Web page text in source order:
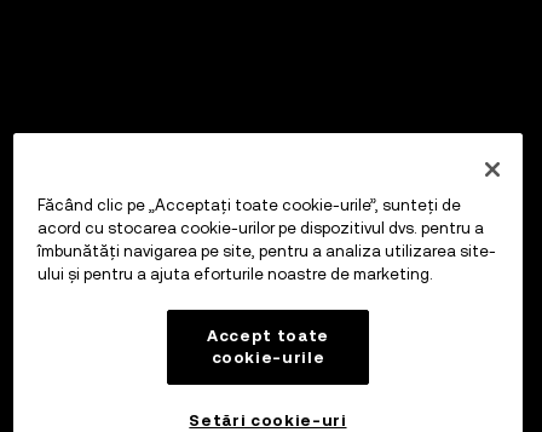
Făcând clic pe „Acceptați toate cookie-urile”, sunteți de
acord cu stocarea cookie-urilor pe dispozitivul dvs. pentru a
îmbunătăți navigarea pe site, pentru a analiza utilizarea site-
ului și pentru a ajuta eforturile noastre de marketing.
Accept toate
cookie-urile
Setări cookie-uri